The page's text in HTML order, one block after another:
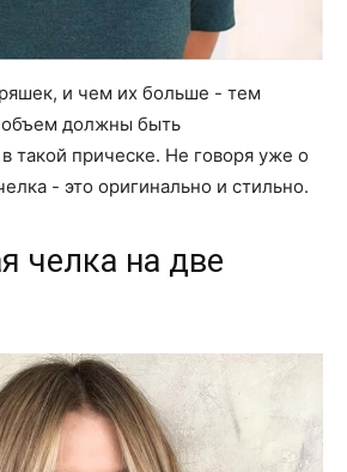
и чем их больше - тем
объем должны быть
такой прическе. Не говоря уже о
- это оригинально и стильно.
челка на две